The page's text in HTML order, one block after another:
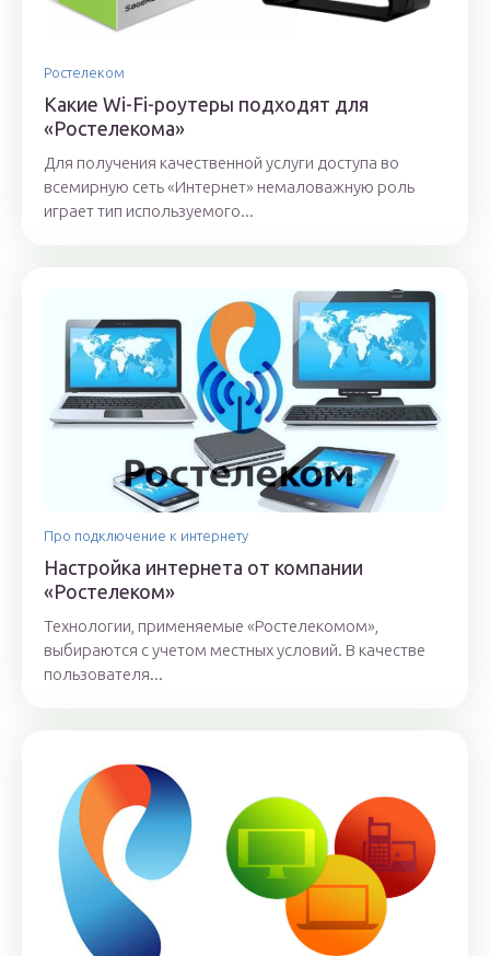
Ростелеком
Какие Wi-Fi-роутеры подходят для
«Ростелекома»
Для получения качественной услуги доступа во
всемирную сеть «Интернет» немаловажную роль
играет тип используемого...
Про подключение к интернету
Настройка интернета от компании
«Ростелеком»
Технологии, применяемые «Ростелекомом»,
выбираются с учетом местных условий. В качестве
пользователя...